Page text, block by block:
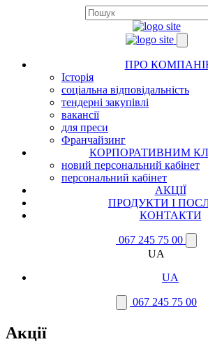
ПРО
Історія
соціальна відповідальність
тендерні закупівлі
вакансії
для преси
Франчайзинг
КОРПОРАТИВНИМ
новий персональний кабінет
персональний кабінет
АКЦІЇ
ПРОДУКТИ І
КОНТАКТИ
067 245 75 00
UA
UA
067 245 75 00
Акції